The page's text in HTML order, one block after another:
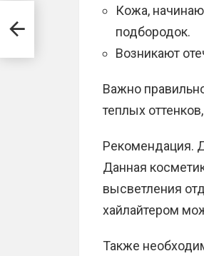
Кожа,
подбородок.
Возникают
Важно
теплых
Рекомендация.
Данная
высветления
хайлайтером
Также